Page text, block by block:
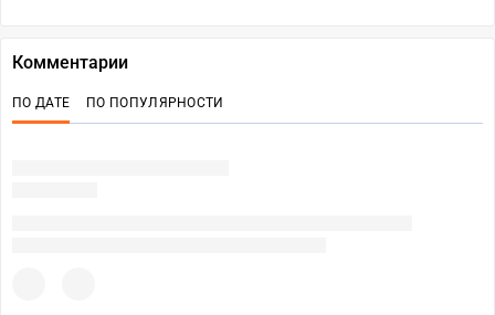
Комментарии
ПО ДАТЕ ПО ПОПУЛЯРНОСТИ